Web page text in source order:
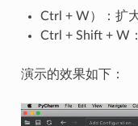
Ctrl + W）：扩
Ctrl + Shift + W
演示的效果如下：